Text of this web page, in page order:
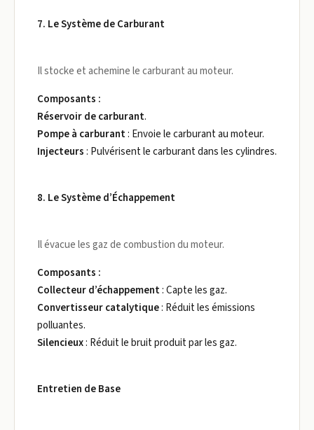
7. Le Système de Carburant
Il stocke et achemine le carburant au moteur.
Composants :
Réservoir de carburant.
Pompe à carburant: Envoie le carburant au moteur.
Injecteurs: Pulvérisent le carburant dans les cylindres.
8. Le Système d’Échappement
Il évacue les gaz de combustion du moteur.
Composants :
Collecteur d’échappement: Capte les gaz.
Convertisseur catalytique: Réduit les émissions
polluantes.
Silencieux: Réduit le bruit produit par les gaz.
Entretien de Base